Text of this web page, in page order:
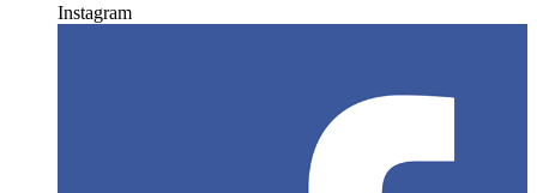
Instagram